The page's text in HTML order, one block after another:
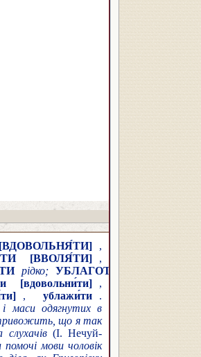
[ВДОВОЛЬНЯ́ТИ]
,
[ВВОЛЯ́ТИ]
,
рідко; УБЛАГОТВОРЯ́ТИ
[вдовольни́ти]
,
, ублажи́ти
.
маси одягнутих в
що я так
(І. Нечуй-
мови чоловік